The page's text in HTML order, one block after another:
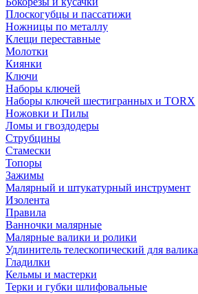
Плоскогубцы и пассатижи
Ножницы по металлу
Клещи переставные
Молотки
Киянки
Ключи
Наборы ключей
Наборы ключей шестигранных и TORX
Ножовки и Пилы
Ломы и гвоздодеры
Струбцины
Стамески
Топоры
Зажимы
Малярный и штукатурный инструмент
Изолента
Правила
Ванночки малярные
Малярные валики и ролики
Удлинитель телескопический для валика
Гладилки
Кельмы и мастерки
Терки и губки шлифовальные